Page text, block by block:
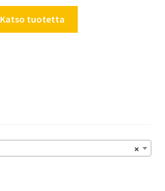
Katso tuotetta
×